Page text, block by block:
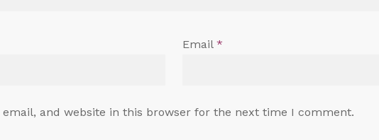
Email *
email, and website in this browser for the next time I comment.